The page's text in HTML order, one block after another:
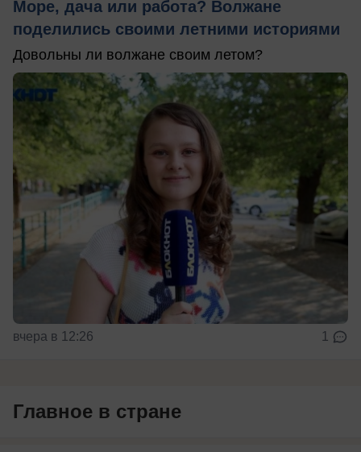
Море, дача или работа? Волжане
поделились своими летними историями
Довольны ли волжане своим летом?
вчера в 12:26 1
Главное в стране